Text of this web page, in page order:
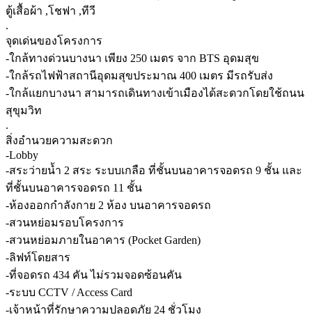
ตู้เสื้อผ้า ,โชฟา ,ทีวี
.
จุดเด่นของโครงการ
-ใกล้ทางด่วนบางนา เพียง 250 เมตร จาก BTS อุดมสุข
-ใกล้รถไฟฟ้าสถานีอุดมสุขประมาณ 400 เมตร มีรถรับส่ง
-ใกล้แยกบางนา สามารถเดินทางเข้าเมืองได้สะดวกโดยใช้ถนน
สุขุมวิท
.
สิ่งอำนวยความสะดวก
-Lobby
-สระว่ายน้ำ 2 สระ ระบบเกลือ ที่ชั้นบนอาคารจอดรถ 9 ชั้น และ
ที่ชั้นบนอาคารจอดรถ 11 ชั้น
-ห้องออกกำลังกาย 2 ห้อง บนอาคารจอดรถ
-สวนหย่อมรอบโครงการ
-สวนหย่อมภายในอาคาร (Pocket Garden)
-ลิฟท์โดยสาร
-ที่จอดรถ 434 คัน ไม่รวมจอดซ้อนคัน
-ระบบ CCTV / Access Card
-เจ้าหน้าที่รักษาความปลอดภัย 24 ชั่วโมง